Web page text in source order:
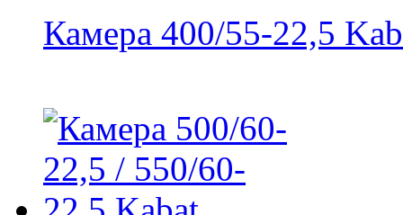
Камера 400/55-22,5